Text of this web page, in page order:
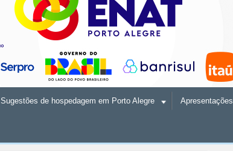
Sugestões de hospedagem em Porto Alegre Apresentações